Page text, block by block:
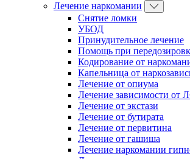
Лечение наркомании
Снятие ломки
УБОД
Принудительное лечение
Помощь при
Кодирование от
Капельница от
Лечение от опиума
Лечение зависимости от
Лечение от экстази
Лечение от бутирата
Лечение от первитина
Лечение от гашиша
Лечение наркомании